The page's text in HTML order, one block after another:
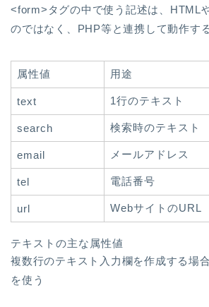
<form>タグの中で使う記述は、HTML
のではなく、PHP等と連携して動作する
属性値 用途
text 1行のテキスト
search 検索時のテキスト
email メールアドレス
tel 電話番号
url WebサイトのURL
テキストの主な属性値
複数行のテキスト入力欄を作成する場
を使う